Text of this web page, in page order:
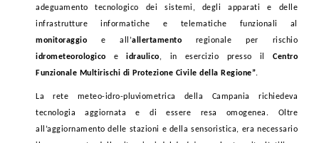
adeguamento tecnologico dei sistemi, degli apparati e delle
infrastrutture informatiche e telematiche funzionali al
monitoraggio e all’allertamento regionale per rischio
idrometeorologico eidraulico, in esercizio presso ilCentro
Funzionale Multirischi di Protezione Civile della Regione”.
La rete meteo-idro-pluviometrica della Campania richiedeva
tecnologia aggiornata e di essere resa omogenea. Oltre
all’aggiornamento delle stazioni e della sensoristica, era necessario